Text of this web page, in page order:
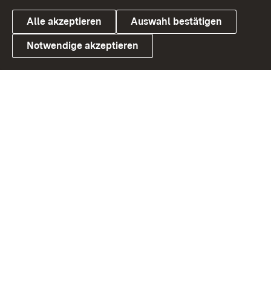
Link zum Landesportal
Alle akzeptieren Auswahl bestätigen
Notwendige akzeptieren